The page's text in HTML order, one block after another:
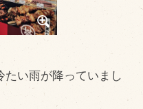
い雨が降っていまし